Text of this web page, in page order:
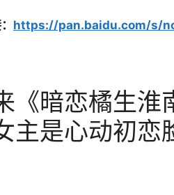
https://pan.baidu.com/s/
《暗恋橘生淮
主是心动初恋